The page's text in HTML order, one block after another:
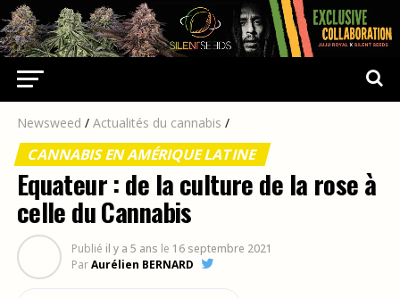
Newsweed / Actualités du cannabis /
CANNABIS EN AMÉRIQUE LATINE
Equateur : de la culture de la rose à
celle du Cannabis
Publié il y a 5 ans le 16 septembre 2021
ParAurélien BERNARD